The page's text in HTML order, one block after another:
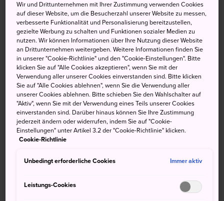
Nicht verpassen
Das futuristische Bahnhofsgebäude von Kyoto
Einige der wichtigsten Sehenswürdigkeiten
Kyotos sind nur wenige Gehminuten vom Bahnhof
entfernt
Großartige Tagesausflüge vom Bahnhof Kyoto
aus
Wir und Drittunternehmen mit Ihrer Zustimmung verwenden Cookies
auf dieser Website, um die Besucherzahl unserer Website zu messen,
verbesserte Funktionalität und Personalisierung bereitzustellen,
gezielte Werbung zu schalten und Funktionen sozialer Medien zu
nutzen. Wir können Informationen über Ihre Nutzung dieser Website
an Drittunternehmen weitergeben. Weitere Informationen finden Sie
in unserer "Cookie-Richtlinie" und den "Cookie-Einstellungen". Bitte
klicken Sie auf "Alle Cookies akzeptieren", wenn Sie mit der
Verwendung aller unserer Cookies einverstanden sind. Bitte klicken
Sie auf "Alle Cookies ablehnen", wenn Sie die Verwendung aller
unserer Cookies ablehnen. Bitte schieben Sie den Wahlschalter auf
"Aktiv", wenn Sie mit der Verwendung eines Teils unserer Cookies
einverstanden sind. Darüber hinaus können Sie Ihre Zustimmung
jederzeit ändern oder widerrufen, indem Sie auf "Cookie-
Einstellungen" unter Artikel 3.2 der "Cookie-Richtlinie" klicken.
Cookie-Richtlinie
Unbedingt erforderliche Cookies Immer aktiv
Leistungs-Cookies